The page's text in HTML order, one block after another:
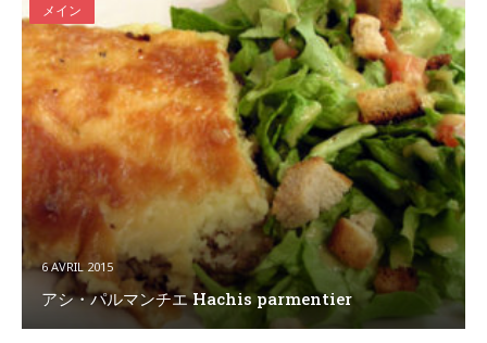
メイン
6 AVRIL 2015
アシ・パルマンチエ Hachis parmentier